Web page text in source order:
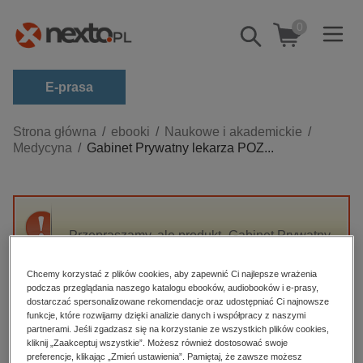
Pokaż/schowaj
wyszukiwarkę
0
E-prasa
Kategorie
Zobacz wszystkie E-prasa
budownictwo, aranżacja wnętrz
darmowe wydania
edukacja
hobby, sport, rozrywka
komputery, internet, technologie, informatyka
Strona główna ebooki
Naukowe i akademickie
Medycyna
Gabinet Prywatny lekarza POZ...
Przepraszamy, ale produkt „Gabinet Prywatny
High-contrast mode
Polecane
Chcemy korzystać z plików cookies, aby zapewnić Ci najlepsze wrażenia
podczas przeglądania naszego katalogu ebooków, audiobooków i e-prasy,
dostarczać spersonalizowane rekomendacje oraz udostępniać Ci najnowsze
funkcje, które rozwijamy dzięki analizie danych i współpracy z naszymi
partnerami. Jeśli zgadzasz się na korzystanie ze wszystkich plików cookies,
kliknij „Zaakceptuj wszystkie”. Możesz również dostosować swoje
preferencje, klikając „Zmień ustawienia”. Pamiętaj, że zawsze możesz